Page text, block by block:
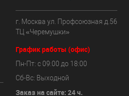
г. Москва ул. Профсоюзная д.56
ТЦ «Черемушки»
График работы (офис)
Пн-Пт: с 09:00 до 18:00
Сб-Вс: Выходной
Заказ на сайте: 24 ч.